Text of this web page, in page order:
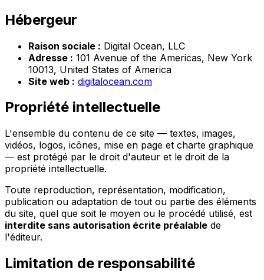
Hébergeur
Raison sociale : Digital Ocean, LLC
Adresse : 101 Avenue of the Americas, New York
10013, United States of America
Site web : digitalocean.com
Propriété intellectuelle
L'ensemble du contenu de ce site — textes, images,
vidéos, logos, icônes, mise en page et charte graphique
— est protégé par le droit d'auteur et le droit de la
propriété intellectuelle.
Toute reproduction, représentation, modification,
publication ou adaptation de tout ou partie des éléments
du site, quel que soit le moyen ou le procédé utilisé, est
interdite sans autorisation écrite préalable de
l'éditeur.
Limitation de responsabilité